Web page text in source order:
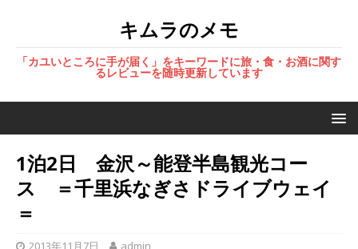
キムラのメモ
「カユいところに手が届く」をキーワードに旅・食・お酒に関す
るレビューを随時更新しています
1泊2日 金沢～能登半島観光コー
ス ＝千里浜なぎさドライブウェイ
＝
2013年11月7日 admin